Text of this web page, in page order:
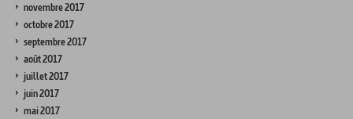
novembre 2017
octobre 2017
septembre 2017
août 2017
juillet 2017
juin 2017
mai 2017